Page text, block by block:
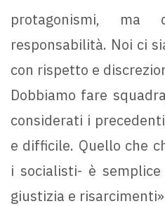
protagonismi, ma
responsabilità. Noi ci
con rispetto e
Dobbiamo fare
considerati i
e difficile. Quello che
i socialisti- è
giustizia e